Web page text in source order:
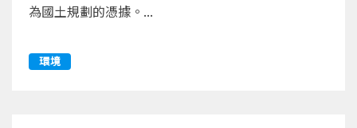
為國土規劃的憑據。...
環境